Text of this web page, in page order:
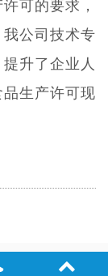
可的要求，
公司技术专
升了企业人
生产许可现